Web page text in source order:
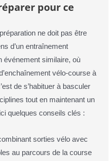
pour ce
ne doit pas être
d’un entraînement
événement similaire, où
vélo-course à
de s’habituer à basculer
tout en maintenant un
quelques conseils clés :
sorties vélo avec
au parcours de la course